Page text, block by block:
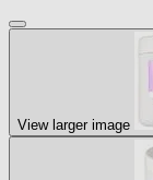
View larger image